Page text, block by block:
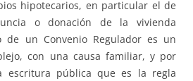
hipotecarios, en particular el de
o donación de la vivienda
un Convenio Regulador es un
con una causa familiar, y por
escritura pública que es la regla